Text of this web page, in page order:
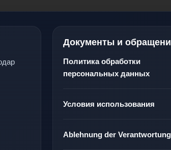
Документы и
Политика обработки
персональных данных
Условия использования
Ablehnung der Verantwortung